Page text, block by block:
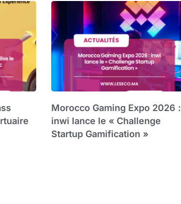
Morocco Gaming Expo 2026 :
inwi lance le « Challenge
Startup Gamification »